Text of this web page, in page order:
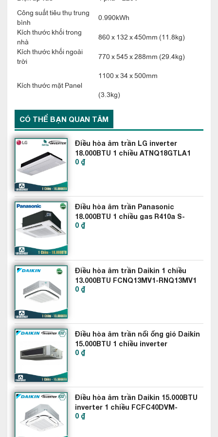
Điều hòa âm trần LG 1 chiềuATNQ12GULA1
công nghệ inverter giúp máy điều hòa tiết kiệm điện năng, vận
hành êm ái, biên độ chênh lệch nhiệt độ thấp tạo cảm giác thư
giãn thoải mái nhất cho người sử dụng.
Thổi gió 4 hướng mát lạnh dễ chịu
Điều hòa âm trần LG 12000BTU ATNQ12GULA1
chiều lạnhthổi gió 4 hướng
lên/xuống/Trái/phải giúp hơi
lạnh lan tỏa rộng khắp trong phòng, bạn sẽ tận hưởng cảm
giác mát lạnh dù bất kỳ góc nào trong căn phòng của mình.
Dàn lạnh nhỏ gọn & mỏng nhẹ
Dàn lạnh điều hòa âm trần LGATNQ12GULA1 thiết kế
rất mỏng chỉ 132mm - nhỏ hơn kích thước gang tay người
Công suất tiêu thụ trung
bình
0.990kWh
Kích thước khối trong
nhà
860 x 132 x 450mm (11.8kg)
Kích thước khối ngoài
trời
770 x 545 x 288mm (29.4kg)
Kích thước mặt Panel
1100 x 34 x 500mm
(3.3kg)
CÓ THỂ BẠN QUAN TÂM
Điều hòa âm trần LG inverter
18.000BTU 1 chiều ATNQ18GTLA1
0 ₫
Điều hòa âm trần Panasonic
18.000BTU 1 chiều gas R410a S-
18PU1H5
0 ₫
Điều hòa âm trần Daikin 1 chiều
13.000BTU FCNQ13MV1-RNQ13MV1
0 ₫
Điều hòa âm trần nối ống gió Daikin
15.000BTU 1 chiều inverter
FBFC40DVM9-RZFC40DVM
0 ₫
Điều hòa âm trần Daikin 15.000BTU
inverter 1 chiều FCFC40DVM-
RZFC40DVM
0 ₫